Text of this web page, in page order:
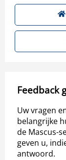
Feedback
Uw vragen
belangrijke
de Mascus-
geven u,
antwoord.